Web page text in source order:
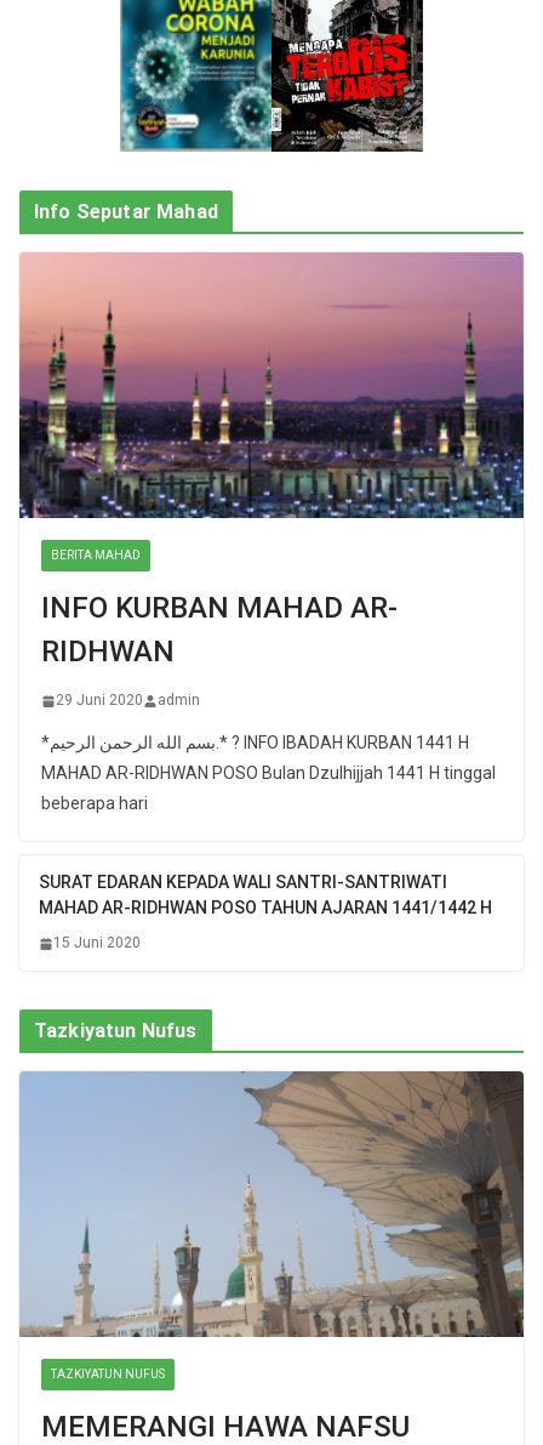
Info Seputar Mahad
BERITA MAHAD
INFO KURBAN MAHAD AR-
RIDHWAN
29 Juni 2020 admin
*بسم الله الرحمن الرحيم.* ? INFO IBADAH KURBAN 1441 H
MAHAD AR-RIDHWAN POSO Bulan Dzulhijjah 1441 H tinggal
beberapa hari
SURAT EDARAN KEPADA WALI SANTRI-SANTRIWATI
MAHAD AR-RIDHWAN POSO TAHUN AJARAN 1441/1442 H
15 Juni 2020
Tazkiyatun Nufus
TAZKIYATUN NUFUS
MEMERANGI HAWA NAFSU